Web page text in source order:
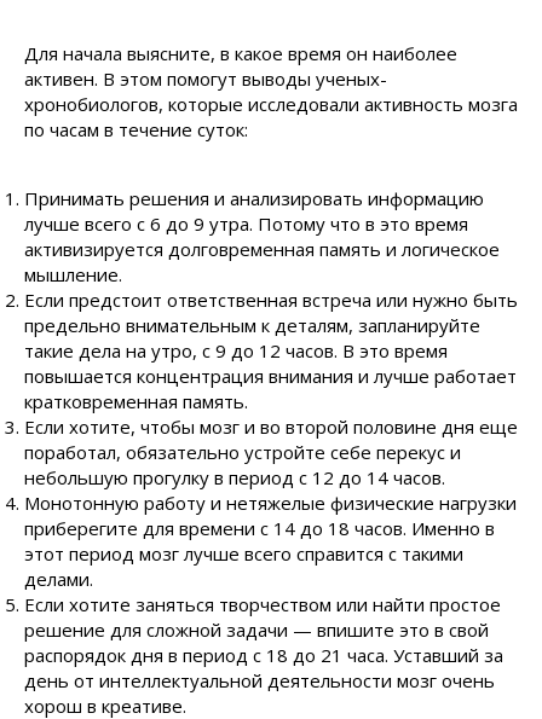
Для начала выясните, в какое время он наиболее
активен. В этом помогут выводы ученых-
хронобиологов, которые исследовали активность мозга
по часам в течение суток:
Принимать решения и анализировать информацию
лучше всего с 6 до 9 утра. Потому что в это время
активизируется долговременная память и логическое
мышление.
Если предстоит ответственная встреча или нужно быть
предельно внимательным к деталям, запланируйте
такие дела на утро, с 9 до 12 часов. В это время
повышается концентрация внимания и лучше работает
кратковременная память.
Если хотите, чтобы мозг и во второй половине дня еще
поработал, обязательно устройте себе перекус и
небольшую прогулку в период с 12 до 14 часов.
Монотонную работу и нетяжелые физические нагрузки
приберегите для времени с 14 до 18 часов. Именно в
этот период мозг лучше всего справится с такими
делами.
Если хотите заняться творчеством или найти простое
решение для сложной задачи — впишите это в свой
распорядок дня в период с 18 до 21 часа. Уставший за
день от интеллектуальной деятельности мозг очень
хорош в креативе.